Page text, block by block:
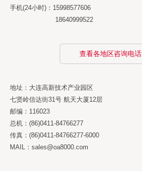
手机(24小时)：15998577606
18640999522
查看各地区咨询电话
地址：大连高新技术产业园区
七贤岭信达街31号 航天大厦12层
邮编：116023
总机：(86)0411-84766277
传真：(86)0411-84766277-6000
MAIL：sales@oa8000.com